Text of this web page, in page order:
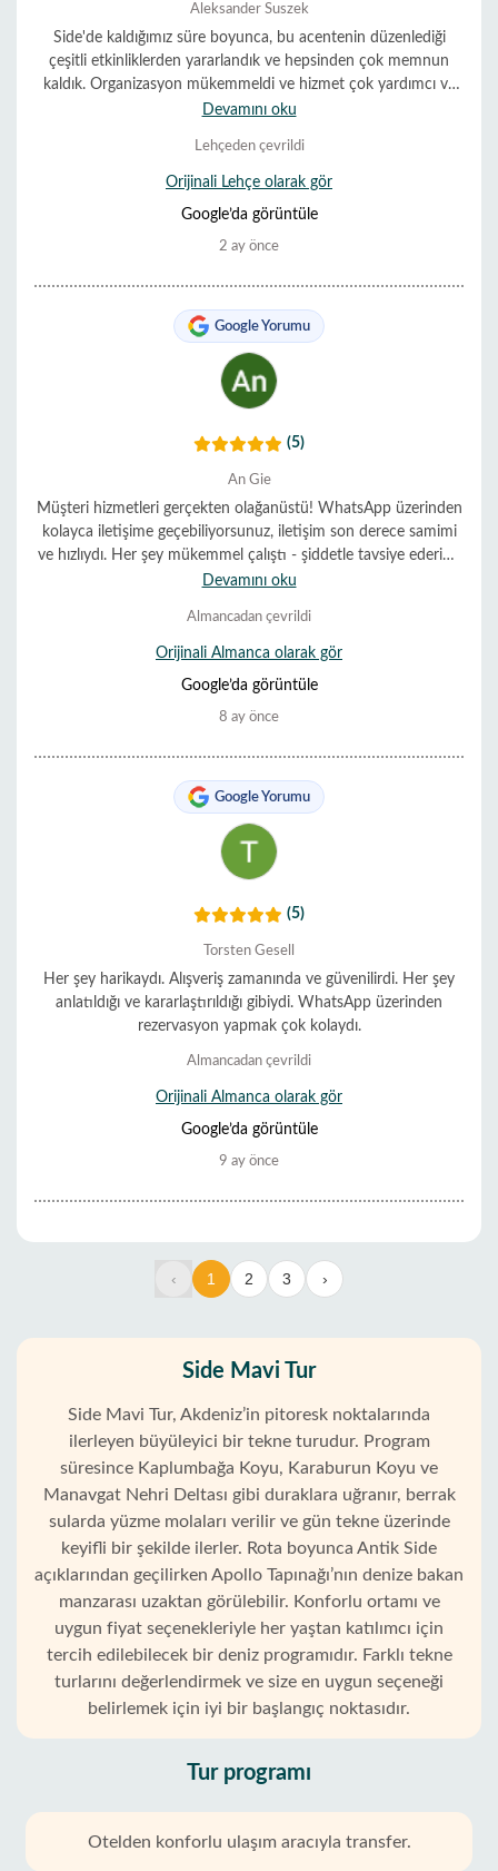
Aleksander Suszek
Side'de kaldığımız süre boyunca, bu acentenin düzenlediği
çeşitli etkinliklerden yararlandık ve hepsinden çok memnun
kaldık. Organizasyon mükemmeldi ve hizmet çok yardımcı ve
güler yüzlüydü. Her şey sorunsuz ve zamanında gerçekleşti.
Devamını oku
Lehçeden çevrildi
Orijinali Lehçe olarak gör
Google’da görüntüle
2 ay önce
Google Yorumu
(5)
An Gie
Müşteri hizmetleri gerçekten olağanüstü! WhatsApp üzerinden
kolayca iletişime geçebiliyorsunuz, iletişim son derece samimi
ve hızlıydı. Her şey mükemmel çalıştı - şiddetle tavsiye ederim!
👍
Devamını oku
Almancadan çevrildi
Orijinali Almanca olarak gör
Google’da görüntüle
8 ay önce
Google Yorumu
(5)
Torsten Gesell
Her şey harikaydı. Alışveriş zamanında ve güvenilirdi. Her şey
anlatıldığı ve kararlaştırıldığı gibiydi. WhatsApp üzerinden
rezervasyon yapmak çok kolaydı.
Almancadan çevrildi
Orijinali Almanca olarak gör
Google’da görüntüle
9 ay önce
‹ 1 2 3 ›
Side Mavi Tur
Side Mavi Tur, Akdeniz’in pitoresk noktalarında
ilerleyen büyüleyici bir tekne turudur. Program
süresince Kaplumbağa Koyu, Karaburun Koyu ve
Manavgat Nehri Deltası gibi duraklara uğranır, berrak
sularda yüzme molaları verilir ve gün tekne üzerinde
keyifli bir şekilde ilerler. Rota boyunca Antik Side
açıklarından geçilirken Apollo Tapınağı’nın denize bakan
manzarası uzaktan görülebilir. Konforlu ortamı ve
uygun fiyat seçenekleriyle her yaştan katılımcı için
tercih edilebilecek bir deniz programıdır. Farklı tekne
turlarını değerlendirmek ve size en uygun seçeneği
belirlemek için iyi bir başlangıç noktasıdır.
Tur programı
Otelden konforlu ulaşım aracıyla transfer.